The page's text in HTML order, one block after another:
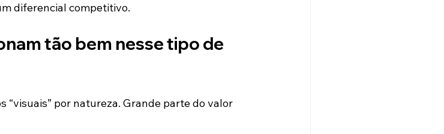
diferencial competitivo.
tão bem nesse tipo de
“visuais” por natureza. Grande parte do valor